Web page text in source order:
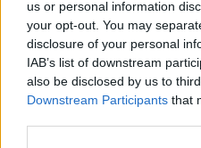
us or personal information
your opt-out. You may
disclosure of your personal
IAB’s list of downstream
also be disclosed by us to
Downstream Participants that